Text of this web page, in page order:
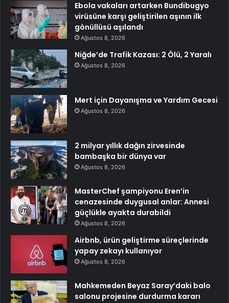
Ebola vakaları artarken Bundibugyo
virüsüne karşı geliştirilen aşının ilk
gönüllüsü aşılandı
Ağustos 8, 2026
Niğde’de Trafik Kazası: 2 Ölü, 2 Yaralı
Ağustos 8, 2026
Mert için Dayanışma ve Yardım Gecesi
Ağustos 8, 2026
2 milyar yıllık dağın zirvesinde
bambaşka bir dünya var
Ağustos 8, 2026
MasterChef şampiyonu Eren’in
cenazesinde duygusal anlar: Annesi
güçlükle ayakta durabildi
Ağustos 8, 2026
Airbnb, ürün geliştirme süreçlerinde
yapay zekayı kullanıyor
Ağustos 8, 2026
Mahkemeden Beyaz Saray’daki balo
salonu projesine durdurma kararı